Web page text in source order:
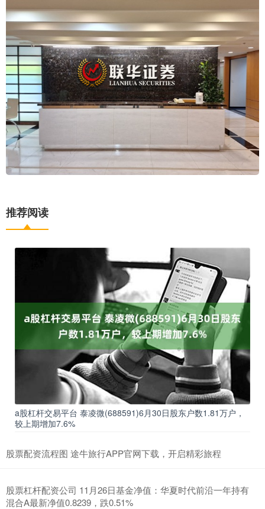
推荐阅读
a股杠杆交易平台 泰凌微(688591)6月30日股东户数1.81万户，
较上期增加7.6%
股票配资流程图 途牛旅行APP官网下载，开启精彩旅程
股票杠杆配资公司 11月26日基金净值：华夏时代前沿一年持有
混合A最新净值0.8239，跌0.51%